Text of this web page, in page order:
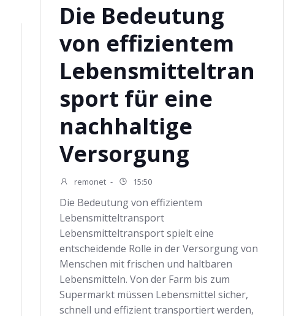
Die Bedeutung
von effizientem
Lebensmitteltran
sport für eine
nachhaltige
Versorgung
remonet - 15:50
Die Bedeutung von effizientem
Lebensmitteltransport
Lebensmitteltransport spielt eine
entscheidende Rolle in der Versorgung von
Menschen mit frischen und haltbaren
Lebensmitteln. Von der Farm bis zum
Supermarkt müssen Lebensmittel sicher,
schnell und effizient transportiert werden,